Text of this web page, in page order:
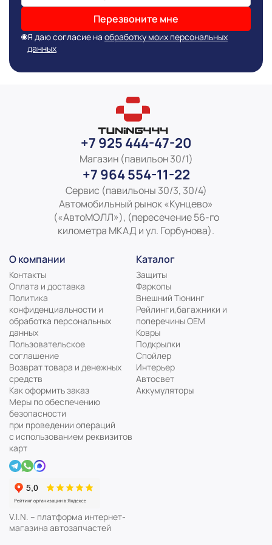
Информация о технических характеристиках,
комплекте поставки, стране изготовления, внешнем
виде и цвете товара носит справочный характер и
Перезвоните мне
Я даю согласие на обработку моих персональных
данных
+7 925 444-47-20
Магазин (павильон 30/1)
+7 964 554-11-22
Сервис (павильоны 30/3, 30/4)
Автомобильный рынок «Кунцево»
(«АвтоМОЛЛ»), (пересечение 56-го
километра МКАД и ул. Горбунова).
О компании
Контакты
Оплата и доставка
Политика
конфиденциальности и
обработка персональных
данных
Пользовательское
соглашение
Возврат товара и денежных
средств
Как оформить заказ
Меры по обеспечению
безопасности
при проведении операций
с использованием реквизитов
карт
V.I.N. – платформа интернет-
магазина автозапчастей
Каталог
Защиты
Фаркопы
Внешний Тюнинг
Рейлинги,багажники и
поперечины ОЕМ
Ковры
Подкрылки
Спойлер
Интерьер
Автосвет
Аккумуляторы